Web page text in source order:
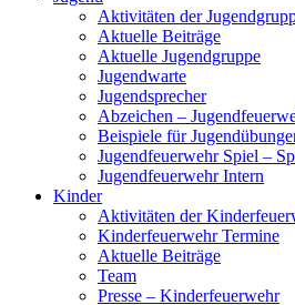
Aktivitäten der
Aktuelle Beiträge
Aktuelle Jugendgruppe
Jugendwarte
Jugendsprecher
Abzeichen –
Beispiele für
Jugendfeuerwehr Spiel –
Jugendfeuerwehr Intern
Kinder
Aktivitäten der
Kinderfeuerwehr Termine
Aktuelle Beiträge
Team
Presse – Kinderfeuerwehr